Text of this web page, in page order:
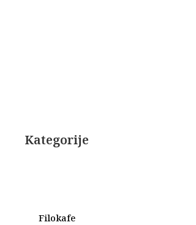
Kategorije
Filokafe